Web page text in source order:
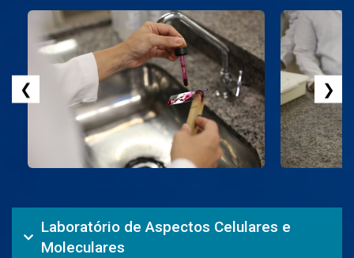
❮ ❯
Laboratório de Aspectos Celulares e
Moleculares